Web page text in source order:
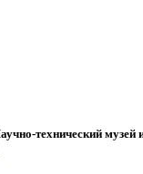
технический музей